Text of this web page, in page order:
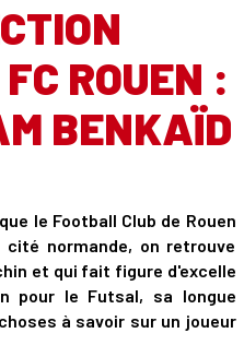
ROUEN :
BENKAÏD
le Football Club de Rouen
normande, on retrouve
et qui fait figure d'excelle
pour le Futsal, sa longue
à savoir sur un joueur